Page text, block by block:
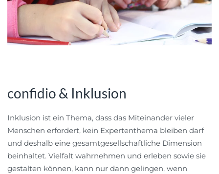
confidio & Inklusion
Inklusion ist ein Thema, dass das Miteinander vieler
Menschen erfordert, kein Expertenthema bleiben darf
und deshalb eine gesamtgesellschaftliche Dimension
beinhaltet. Vielfalt wahrnehmen und erleben sowie sie
gestalten können, kann nur dann gelingen, wenn